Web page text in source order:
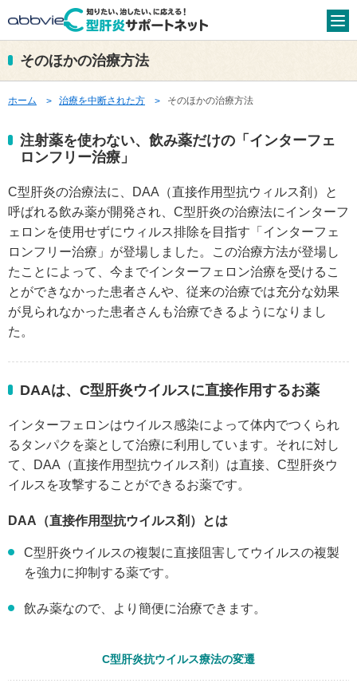
そのほかの治療方法
ホーム 治療を中断された方 そのほかの治療方法
注射薬を使わない、飲み薬だけの「インターフェ
ロンフリー治療」
C型肝炎の治療法に、DAA（直接作用型抗ウィルス剤）と
呼ばれる飲み薬が開発され、C型肝炎の治療法にインターフ
ェロンを使用せずにウィルス排除を目指す「インターフェ
ロンフリー治療」が登場しました。この治療方法が登場し
たことによって、今までインターフェロン治療を受けるこ
とができなかった患者さんや、従来の治療では充分な効果
が見られなかった患者さんも治療できるようになりまし
た。
DAAは、C型肝炎ウイルスに直接作用するお薬
インターフェロンはウイルス感染によって体内でつくられ
るタンパクを薬として治療に利用しています。それに対し
て、DAA（直接作用型抗ウイルス剤）は直接、C型肝炎ウ
イルスを攻撃することができるお薬です。
DAA（直接作用型抗ウイルス剤）とは
C型肝炎ウイルスの複製に直接阻害してウイルスの複製
を強力に抑制する薬です。
飲み薬なので、より簡便に治療できます。
C型肝炎抗ウイルス療法の変遷
C型肝炎について詳しく知りたい
C型肝炎とは 検査と診断について
肝臓がんとC型肝炎 C型肝炎「陽性」の方とは
C型肝炎の病診連携治療と
は
C型肝炎セルフチェック
病医院を検索したい
医療費助成を受けたい
医療費助成制度とは 最寄の医療助成手続き
医療費助成Q&A その他の医療費助成制度
資料ダウンロード
医療費助成ガイド 肝臓への注意報
お役立ちコンテンツ
みんなの疑問Q&A C型肝炎の用語辞典